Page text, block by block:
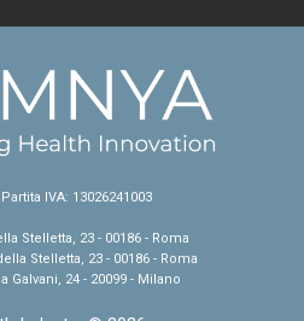
IVA: 13026241003
Stelletta, 23 - 00186 - Roma
Stelletta, 23 - 00186 - Roma
Galvani, 24 - 20099 - Milano